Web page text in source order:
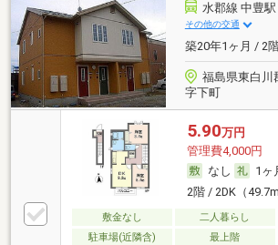
水郡線 中豊
その他の交通
築20年1ヶ月 / 2
福島県東白川
字下町
5.90万円
管理費4,000円
なし
1ヶ
2階 / 2DK（49.7m
敷金なし 二人暮らし
駐車場(近隣含)
最上階